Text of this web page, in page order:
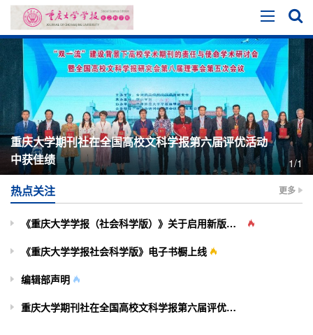
重庆大学期刊社在全国高校文科学报第六届评优活动
中获佳绩
1/1
热点关注 更多
《重庆大学学报（社会科学版）》关于启用新版投审稿系统的通知
《重庆大学学报社会科学版》电子书橱上线
编辑部声明
重庆大学期刊社在全国高校文科学报第六届评优活动中获佳绩